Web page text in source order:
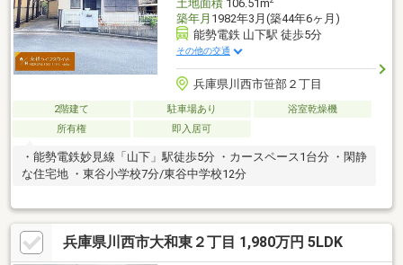
土地面積106.51m
築年月 1982年3月(築44年6ヶ月)
能勢電鉄 山下駅 徒歩5分
その他の交通
兵庫県川西市笹部２丁目
2階建て 駐車場あり
浴室乾燥機
所有権
即入居可
・能勢電鉄妙見線「山下」駅徒歩5分 ・カースペース1台分 ・閑静
な住宅地 ・東谷小学校7分/東谷中学校12分
兵庫県川西市大和東２丁目 1,980万円 5LDK